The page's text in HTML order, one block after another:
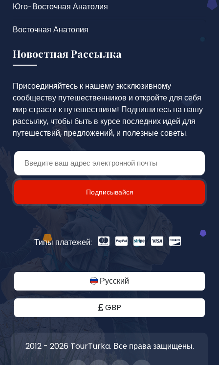
Юго-Восточная Анатолия
Восточная Анатолия
Новостная Рассылка
Присоединяйтесь к нашему эксклюзивному
сообществу путешественников и откройте для себя
мир страсти к путешествиям! Подпишитесь на нашу
рассылку, чтобы быть в курсе последних идей для
путешествий, предложений, и полезные советы.
Подписывайся
Типы платежей:
Русский
GBP
2012 - 2026 TourTurka. Все права защищены.